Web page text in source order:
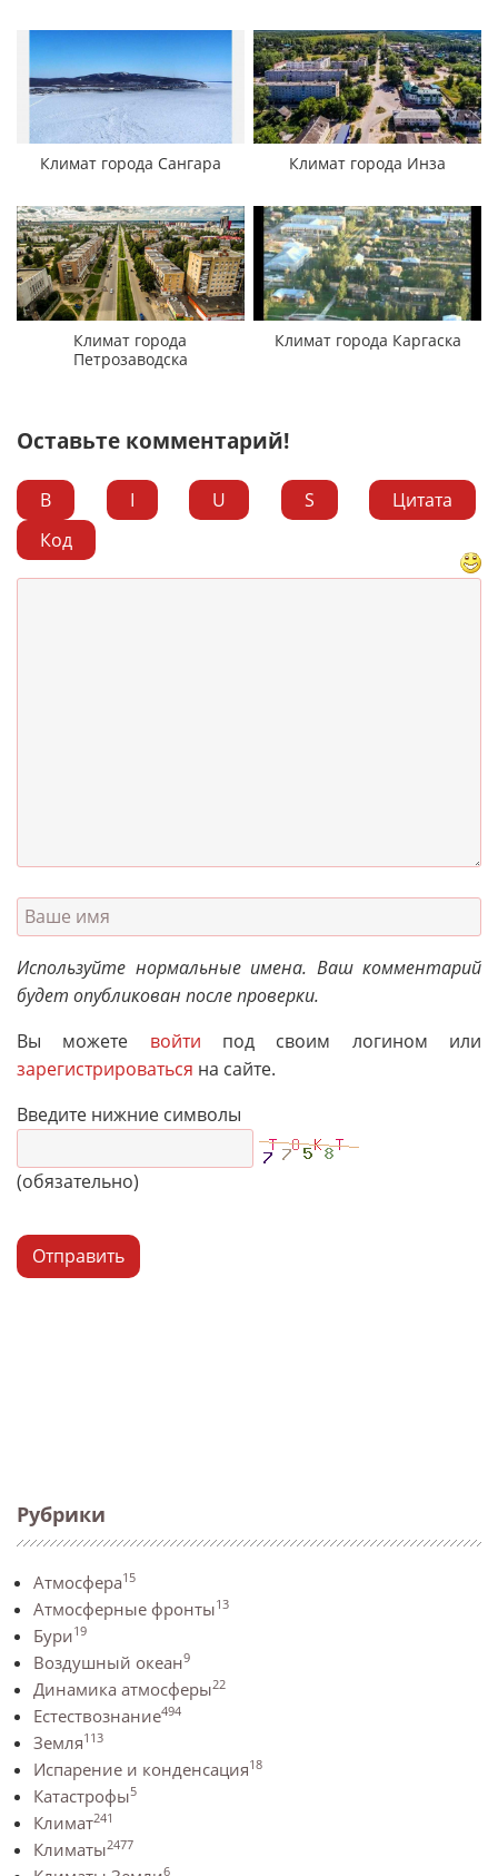
Рубрики
Атмосфера15
Атмосферные фронты13
Бури19
Воздушный океан9
Динамика атмосферы22
Естествознание494
Земля113
Испарение и конденсация18
Катастрофы5
Климат241
Климаты2477
6
Климат города Сангара Климат города Инза
Климат города
Петрозаводска
Климат города Каргаска
Оставьте комментарий!
B I U S
Цитата
Код
Используйте нормальные имена. Ваш комментарий
будет опубликован после проверки.
Вы можете войти под своим логином или
зарегистрироваться на сайте.
Введите нижние символы
(обязательно)
Отправить